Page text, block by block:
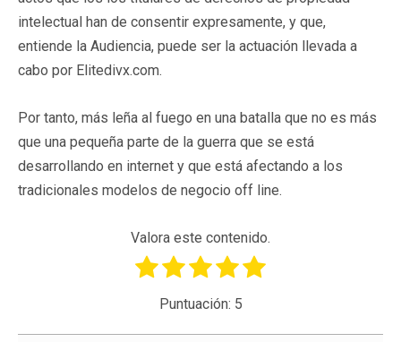
intelectual han de consentir expresamente, y que,
entiende la Audiencia, puede ser la actuación llevada a
cabo por Elitedivx.com.
Por tanto, más leña al fuego en una batalla que no es más
que una pequeña parte de la guerra que se está
desarrollando en internet y que está afectando a los
tradicionales modelos de negocio off line.
Valora este contenido.
Puntuación: 5